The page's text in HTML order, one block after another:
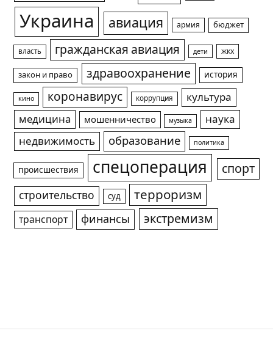
Украина авиация армия бюджет
власть гражданская авиация дети жкх
закон и право здравоохранение история
кино коронавирус коррупция
культура
медицина
мошенничество музыка
наука
недвижимость
образование политика
происшествия спецоперация спорт
строительство суд терроризм
транспорт финансы экстремизм